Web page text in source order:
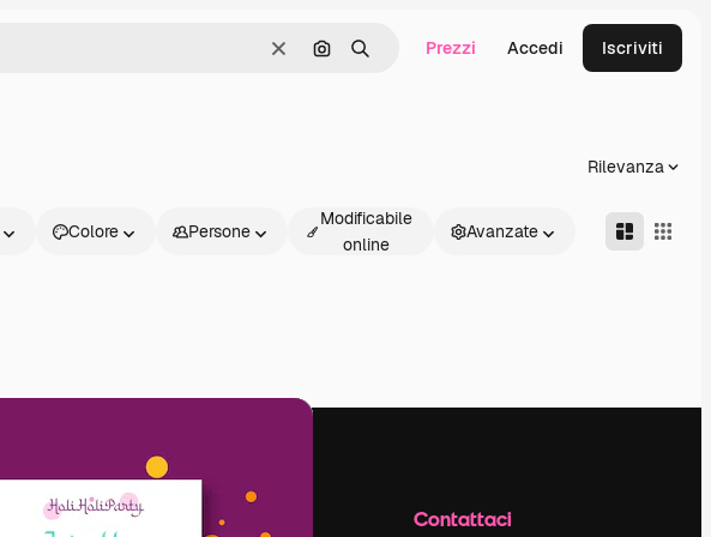
CancellaCerca per immagine
Ricerca Prezzi Accedi Iscriviti
Rilevanza
Colore Persone
Modificabile
online
Avanzate
Inizia Contattaci